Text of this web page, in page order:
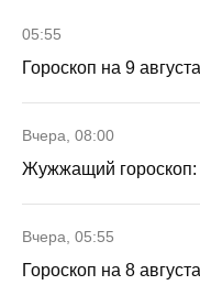
05:55
Гороскоп на 9
Вчера, 08:00
Жужжащий гороскоп:
Вчера, 05:55
Гороскоп на 8